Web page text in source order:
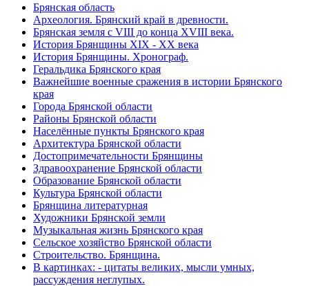
Брянская область
Археология. Брянский край в древности.
Брянская земля с VIII до конца XVIII века.
История Брянщины XIX - XX века
История Брянщины. Хронограф.
Геральдика Брянского края
Важнейшие военные сражения в истории Брянского
края
Города Брянской области
Районы Брянской области
Населённые пункты Брянского края
Архитектура Брянской области
Достопримечательности Брянщины
Здравоохранение Брянской области
Образование Брянской области
Культура Брянской области
Брянщина литературная
Художники Брянской земли
Музыкальная жизнь Брянского края
Сельское хозяйство Брянской области
Строительство. Брянщина.
В картинках: - цитаты великих, мысли умных,
рассуждения неглупых.